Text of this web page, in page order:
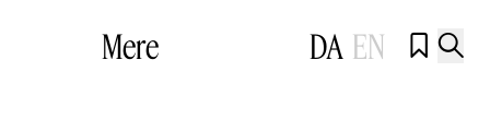
Mere DA EN  